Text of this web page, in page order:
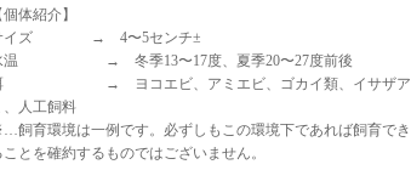
個体紹介】
イズ → 4〜5センチ±
温 → 冬季13〜17度、夏季20〜27度前後
→ ヨコエビ、アミエビ、ゴカイ類、イサザア
、人工飼料
飼育環境は一例です。必ずしもこの環境下であれば飼育でき
ことを確約するものではございません。